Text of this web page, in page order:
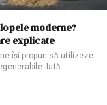
moderne?
explicate
își propun să utilizeze
Iată…